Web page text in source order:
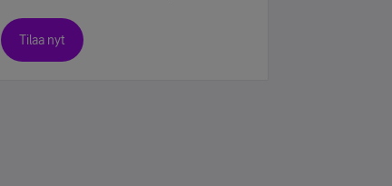
Tilaa nyt